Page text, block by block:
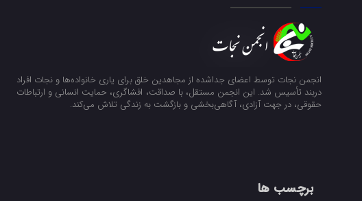
انجمن نجات توسط اعضای جداشده از مجاهدین خلق برای یاری خانواده‌ها و نجات افراد
دربند تأسیس شد. این انجمن مستقل، با صداقت، افشاگری، حمایت انسانی و ارتباطات
حقوقی، در جهت آزادی، آگاهی‌بخشی و بازگشت به زندگی تلاش می‌کند.
برچسب ها